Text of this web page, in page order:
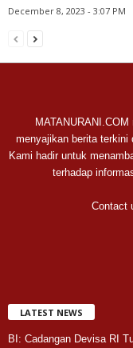
December 8, 2023 - 3:07 PM
menyajikan berita terkini
Kami hadir untuk
terhadap
Contact
LATEST NEWS
BI: Cadangan Devisa RI